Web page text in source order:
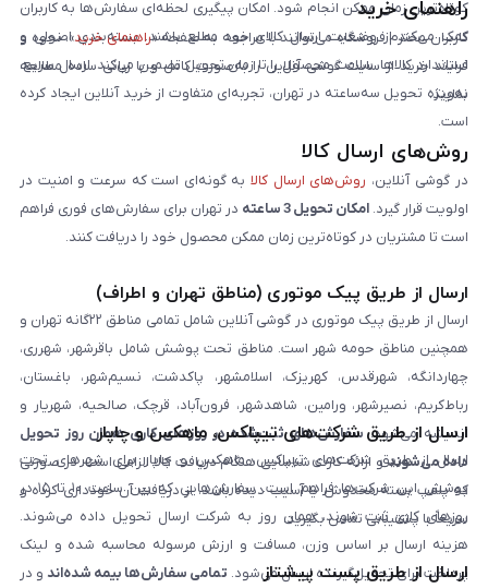
کوتاه‌ترین زمان ممکن انجام شود. امکان پیگیری لحظه‌ای سفارش‌ها به کاربران
کمک می‌کند از وضعیت ارسال کالای خود مطلع باشند. بسته‌بندی اصولی و
استاندارد کالاها، سلامت محصول را تا زمان تحویل تضمین می‌کند. ارسال سریع،
به‌ویژه تحویل سه‌ساعته در تهران، تجربه‌ای متفاوت از خرید آنلاین ایجاد کرده
است.
راهنمای خرید
کاربران محترم فروشگاه می‌توانند با مراجعه به صفحه «راهنمای خرید»، نحوه و
فرایند خرید از سایت گوشی آنلاین را به‌صورت کامل و با زبانی ساده مطالعه
نمایند.
روش‌های ارسال کالا
در گوشی آنلاین، روش‌های ارسال کالا به گونه‌ای است که سرعت و امنیت در
اولویت قرار گیرد. امکان تحویل 3 ساعته
در تهران برای سفارش‌های فوری فراهم
است تا مشتریان در کوتاه‌ترین زمان ممکن محصول خود را دریافت کنند.
ارسال از طریق پیک موتوری (مناطق تهران و اطراف)
ارسال از طریق پیک موتوری در گوشی آنلاین شامل تمامی مناطق ۲۲گانه تهران و
همچنین مناطق حومه شهر است. مناطق تحت پوشش شامل باقرشهر، شهرری،
چهاردانگه، شهرقدس، کهریزک، اسلامشهر، پاکدشت، نسیم‌شهر، باغستان،
رباط‌کریم، نصیرشهر، ورامین، شاهدشهر، فرون‌آباد، قرچک، صالحیه، شهریار و
اندیشه می‌شود. سفارش‌های ثبت‌شده در روزهای کاری همان روز تحویل
داده می‌شوندو ارائه کارت شناسایی هنگام دریافت کالا الزامی است. در صورتی
که پلمپ بسته مخدوش یا آسیب دیده باشد، از دریافت آن خودداری کرده و
سریعاً با پشتیبانی تماس بگیرید.
ارسال از طریق شرکت‌های تیپاکس، ماهکس و چاپار
ارسال از طریق شرکت‌های تیپاکس، ماهکس و چاپار برای شهرهای تحت
پوشش این شرکت‌ها فراهم است. سفارش‌هایی که بین ساعت ۱۰ تا ۱۵ در
روزهای کاری ثبت شوند، همان روز به شرکت ارسال تحویل داده می‌شوند.
هزینه ارسال بر اساس وزن، مسافت و ارزش مرسوله محاسبه شده و لینک
پرداخت برای تحویل‌گیرنده ارسال می‌شود. تمامی سفارش‌ها بیمه شده‌اند و در
ارسال از طریق پست پیشتاز